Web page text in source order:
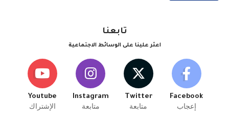
تابعنا
اعثر علينا على الوسائط الاجتماعية
Facebook
إعجاب
Twitter
متابعة
Instagram
متابعة
Youtube
الإشتراك